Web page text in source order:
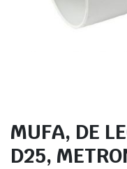
MUFA, DE
D25,